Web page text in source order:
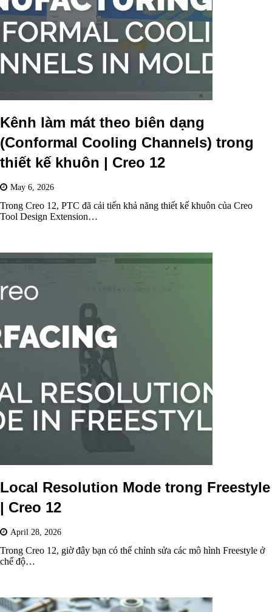
Kênh làm mát theo biên dạng
(Conformal Cooling Channels) trong
thiết kế khuôn | Creo 12
May 6, 2026
Trong Creo 12, PTC đã cải tiến khả năng thiết kế khuôn của Creo
Tool Design Extension…
Local Resolution Mode trong Freestyle
| Creo 12
April 28, 2026
Trong Creo 12, giờ đây bạn có thể chỉnh sửa các mô hình Freestyle ở
chế độ…